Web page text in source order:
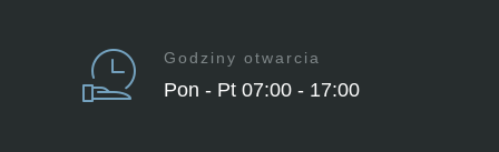
Godziny otwarcia
Pon - Pt 07:00 - 17:00